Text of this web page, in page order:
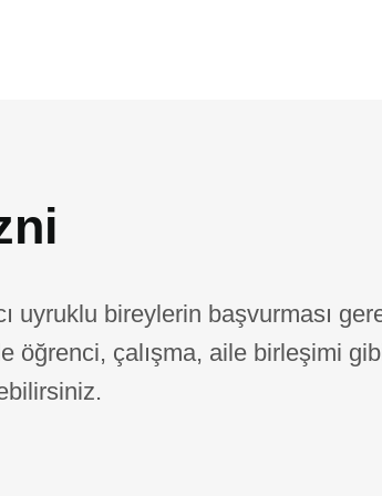
uyruklu bireylerin başvurması
öğrenci, çalışma, aile birleşimi